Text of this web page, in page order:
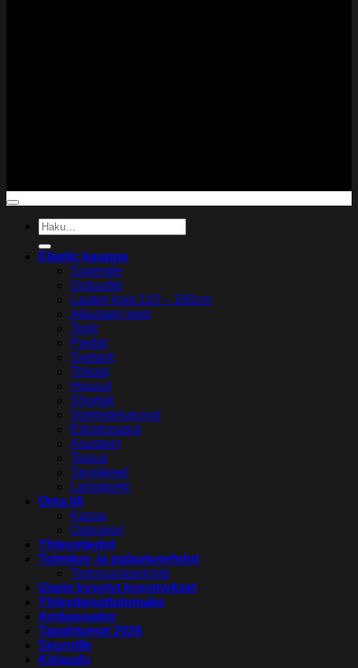
Etsi:
Elastic kauppa
Superale
Uutuudet
Lasten koot 110 – 160cm
Aikuisten koot
Topit
Paidat
Svetarit
Trikoot
Housut
Shortsit
Voimistelupuvut
Edustusasut
Asusteet
Tossut
Tarvikkeet
Lahjakortit
Oma tili
Kassa
Ostoskori
Yhteystiedot
Toimitus -ja palautusehdot
Tietosuojaseloste
Usein kysytyt kysymykset
Yhteydenottolomake
Ambassador
Tapahtumat 2026
Seuroille
Kirjaudu